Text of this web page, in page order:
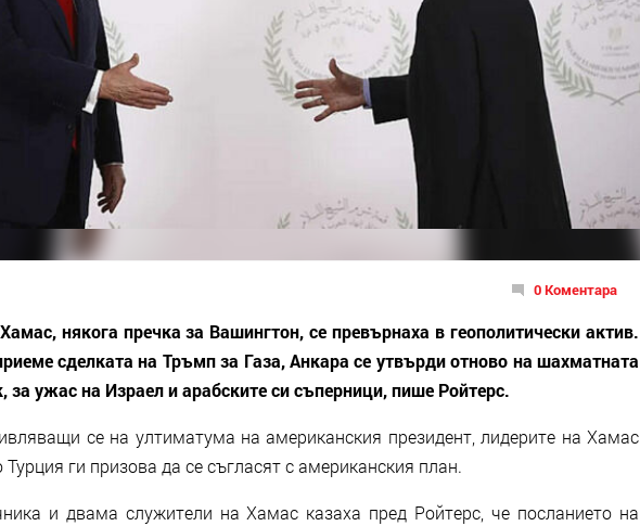
0 Коментара
някога пречка за Вашингтон, се превърнаха в геополитически актив.
сделката на Тръмп за Газа, Анкара се утвърди отново на шахматната
за ужас на Израел и арабските си съперници, пише Ройтерс.
се на ултиматума на американския президент, лидерите на Хамас
Турция ги призова да се съгласят с американския план.
и двама служители на Хамас казаха пред Ройтерс, че посланието на